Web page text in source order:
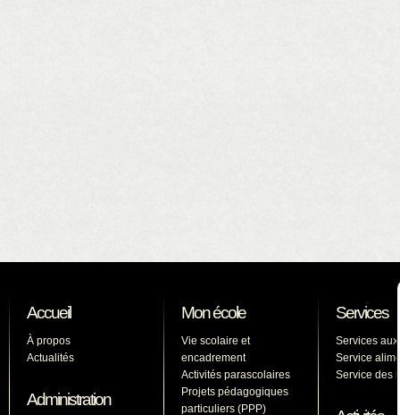
Accueil
À propos
Actualités
Administration
Mon école
Vie scolaire et
encadrement
Activités parascolaires
Projets pédagogiques
particuliers (PPP)
Services
Services
Service
Service des